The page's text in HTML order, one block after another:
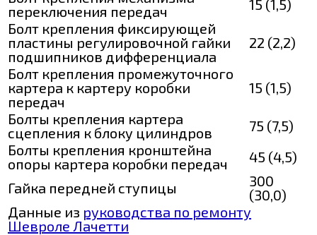
переключения передач
15 (1,5)
Болт крепления фиксирующей
пластины регулировочной гайки
подшипников дифференциала
22 (2,2)
Болт крепления промежуточного
картера к картеру коробки
передач
15 (1,5)
Болты крепления картера
сцепления к блоку цилиндров
75 (7,5)
Болты крепления кронштейна
опоры картера коробки передач
45 (4,5)
Гайка передней ступицы
300
(30,0)
Данные из руководства по ремонту
Шевроле Лачетти